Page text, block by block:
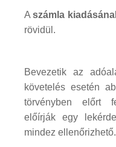
Aszámla
rövidül.
Bevezetik az
követelés esetén
törvényben előrt
előírják egy
mindez ellenőrizhető.